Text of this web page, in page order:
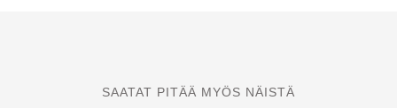
SAATAT PITÄÄ MYÖS NÄISTÄ